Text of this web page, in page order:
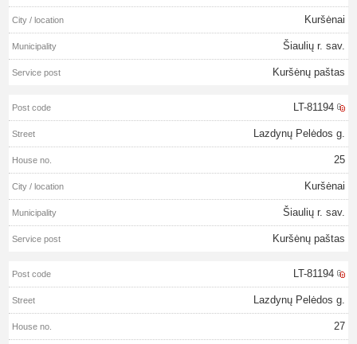
Kuršėnai
Šiaulių r. sav.
Kuršėnų paštas
LT-81194
Lazdynų Pelėdos g.
25
Kuršėnai
Šiaulių r. sav.
Kuršėnų paštas
LT-81194
Lazdynų Pelėdos g.
27